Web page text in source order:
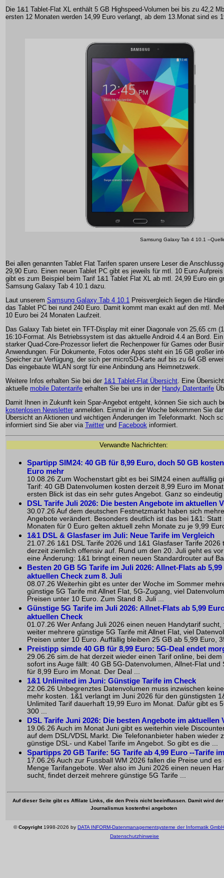
Die 1&1 Tablet-Flat XL enthält 5 GB Highspeed-Volumen bei bis zu 42,2
ersten 12 Monaten werden 14,99 Euro verlangt, ab dem 13.Monat sind es
Samsung Galaxy Tab 4 10.1 --
Bei allen genannten Tablet Flat Tarifen sparen unsere Leser die
29,90 Euro. Einen neuen Tablet PC gibt es jeweils für mtl. 10 Euro
gibt es zum Beispiel beim Tarif 1&1 Tablet Flat XL ab mtl. 24,99 Euro ein
Samsung Galaxy Tab 4 10.1 dazu.
Laut unserem Samsung Galaxy Tab 4 10.1 Preisvergleich liegen die
das Tablet PC bei rund 240 Euro. Damit kommt man exakt auf den mtl.
10 Euro bei 24 Monaten Laufzeit.
Das Galaxy Tab bietet ein TFT-Display mit einer Diagonale von 25,65 cm
16:10-Format. Als Betriebssystem ist das aktuelle Android 4.4 an Bord.
starker Quad-Core-Prozessor liefert die Rechenpower für Games oder
Anwendungen. Für Dokumente, Fotos oder Apps steht ein 16 GB großer
Speicher zur Verfügung, der sich per microSD-Karte auf bis zu 64 GB
Das eingebaute WLAN sorgt für eine Anbindung ans Heimnetzwerk.
Weitere Infos erhalten Sie bei der 1&1 Tablet-Flat Übersicht. Eine
aktuelle mobile Datentarife erhalten Sie bei uns in der Handy Datentarife
Damit Ihnen in Zukunft kein Spar-Angebot entgeht, können Sie sich auch
kostenlosen Newsletter anmelden. Einmal in der Woche bekommen Sie
Übersicht an Aktionen und wichtigen Änderungen im Telefonmarkt. Noch
informiert sind Sie aber via Twitter und Facebook informiert.
Verwandte Nachrichten:
Spartipp SIM24: 40 GB für 8,99 Euro, doch 50 GB
Euro mehr
10.08.26 Zum Wochenstart gibt es bei SIM24 einen auffällig
Tarif: 40 GB Datenvolumen kosten derzeit 8,99 Euro im
ersten Blick ist das ein sehr gutes Angebot. Ganz so
DSL Tarife Juli 2026: Die besten Angebote im aktuellen
30.07.26 Auf dem deutschen Festnetzmarkt haben sich
Angebote verändert. Besonders deutlich ist das bei 1&1: Statt
Monaten für 0 Euro gelten aktuell zehn Monate zu je 9,99
1&1 DSL & Glasfaser im Juli: Neue Tarife im Vergleich
21.07.26 1&1 DSL Tarife 2026 und 1&1 Glasfaser Tarife 2026
derzeit ziemlich offensiv auf. Rund um den 20. Juli geht es
eine Änderung: 1&1 bringt einen neuen Standardrouter auf
Besten 20 GB 5G Tarife im Juli 2026: Allnet-Flats ab
aktuellen Check zum 8. Juli
08.07.26 Weiterhin gibt es unter der Woche im Sommer
günstige 5G Tarife mit Allnet Flat, 5G-Zugang, viel
Preisen unter 10 Euro. Zum Stand 8. Juli ...
Günstige 5G Tarife im Juli 2026: Allnet-Flats ab 5,99
aktuellen Check
01.07.26 Wer Anfang Juli 2026 einen neuen Handytarif sucht,
weiter mehrere günstige 5G Tarife mit Allnet Flat, viel
Preisen unter 10 Euro. Auffällig bleiben 25 GB ab 5,99 Euro,
Preistipp simde 40 GB für 8,99 Euro: 5G-Deal endet
29.06.26 sim.de hat derzeit wieder einen Tarif online, bei dem
sofort ins Auge fällt: 40 GB 5G-Datenvolumen, Allnet-Flat und
für 8,99 Euro im Monat. Der Deal ...
1&1 Unlimited im Juni: Günstige Tarife im Check
22.06.26 Unbegrenztes Datenvolumen muss inzwischen
mehr kosten. 1&1 verlangt im Juni 2026 für den günstigsten
Unlimited Tarif dauerhaft 19,99 Euro im Monat. Dafür gibt es
300 ...
DSL Tarife Juni 2026: Die besten Angebote im aktuellen
19.06.26 Auch im Monat Juni gibt es weiterhin viele
auf dem DSL/VDSL Markt. Die Telefonanbieter haben wieder
günstige DSL- und Kabel Tarife im Angebot. So gibt es die ...
Spartipps 20 GB Tarife: 5G Tarife ab 4,99 Euro --Tarife
17.06.26 Auch zur Fussball WM 2026 fallen die Preise und es
Menge Tarifangebote. Wer also im Juni 2026 einen neuen
sucht, findet derzeit mehrere günstige 5G Tarife ...
Auf dieser Seite gibt es Affilate Links, die den Preis nicht beeinflussen. Damit wird
Journalismus kostenfrei angeboten
©Copyright1998-2026 by DATA INFORM-Datenmanagementsysteme der Informatik GmbH
Datenschutzhinweise